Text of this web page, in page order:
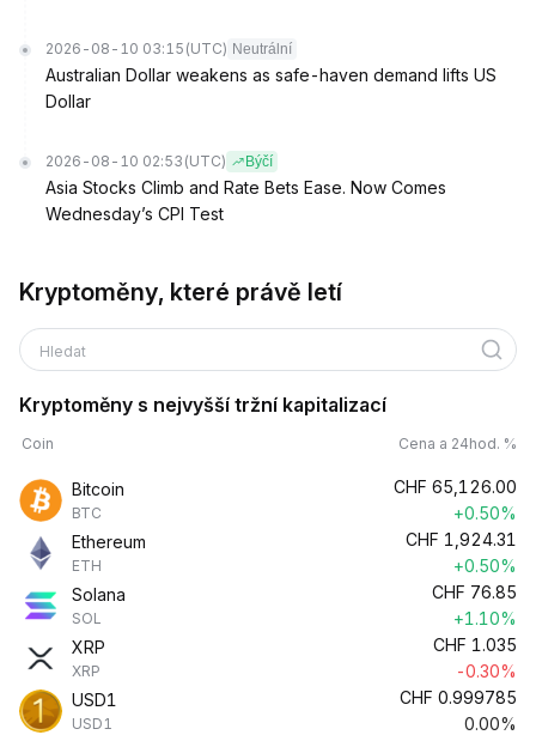
2026-08-10 03:15 (UTC) Neutrální
Australian Dollar weakens as safe-haven demand lifts US
Dollar
2026-08-10 02:53 (UTC) Býčí
Asia Stocks Climb and Rate Bets Ease. Now Comes
Wednesday’s CPI Test
Kryptoměny, které právě letí
Hledat
Kryptoměny s nejvyšší tržní kapitalizací
Coin Cena a 24hod. %
Bitcoin
BTC
CHF 65,126.00
+0.50%
Ethereum
ETH
CHF 1,924.31
+0.50%
Solana
SOL
CHF 76.85
+1.10%
XRP
XRP
CHF 1.035
-0.30%
USD1
USD1
CHF 0.999785
0.00%